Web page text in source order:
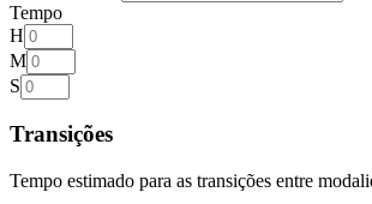
Tempo
H
M
S
Transições
Tempo estimado para as transições entre